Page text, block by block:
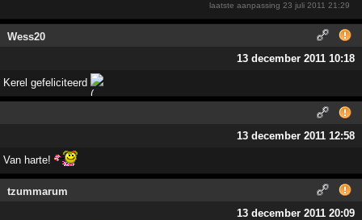
laatste aanpassing23 juli 2011 21:29
Wess20
13 december 2011 10:18
Kerel gefeliciteerd
13 december 2011 12:58
Van harte!
tzummarum
13 december 2011 20:09